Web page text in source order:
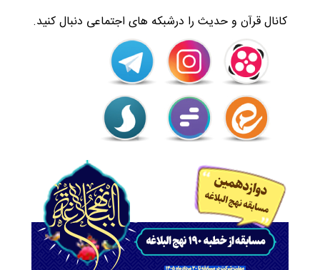
کانال قرآن و حدیث را درشبکه های اجتماعی دنبال کنید.